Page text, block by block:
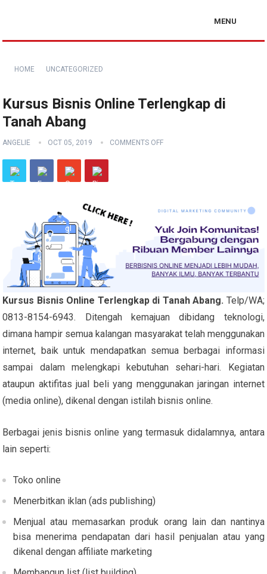
MENU
HOME UNCATEGORIZED
Kursus Bisnis Online Terlengkap di
Tanah Abang
ANGELIE OCT 05, 2019 COMMENTS OFF
Kursus Bisnis Online Terlengkap di Tanah Abang. Telp/WA;
0813-8154-6943. Ditengah kemajuan dibidang teknologi,
dimana hampir semua kalangan masyarakat telah menggunakan
internet, baik untuk mendapatkan semua berbagai informasi
sampai dalam melengkapi kebutuhan sehari-hari. Kegiatan
ataupun aktifitas jual beli yang menggunakan jaringan internet
(media online), dikenal dengan istilah bisnis online.
Berbagai jenis bisnis online yang termasuk didalamnya, antara
lain seperti:
Toko online
Menerbitkan iklan (ads publishing)
Menjual atau memasarkan produk orang lain dan nantinya
bisa menerima pendapatan dari hasil penjualan atau yang
dikenal dengan affiliate marketing